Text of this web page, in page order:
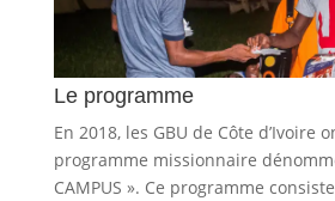
Le programme
En 2018, les GBU de Côte d’Ivoire
programme missionnaire
CAMPUS ». Ce programme